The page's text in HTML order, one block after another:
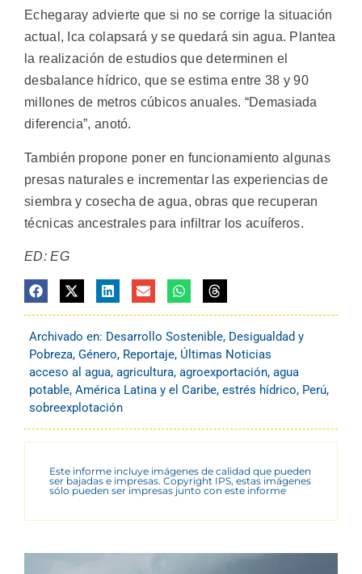
Echegaray advierte que si no se corrige la situación
actual, Ica colapsará y se quedará sin agua. Plantea
la realización de estudios que determinen el
desbalance hídrico, que se estima entre 38 y 90
millones de metros cúbicos anuales. “Demasiada
diferencia”, anotó.
También propone poner en funcionamiento algunas
presas naturales e incrementar las experiencias de
siembra y cosecha de agua, obras que recuperan
técnicas ancestrales para infiltrar los acuíferos.
ED: EG
Archivado en: Desarrollo Sostenible, Desigualdad y
Pobreza, Género, Reportaje, Últimas Noticias
acceso al agua, agricultura, agroexportación, agua
potable, América Latina y el Caribe, estrés hídrico, Perú,
sobreexplotación
Este informe incluye imágenes de calidad que pueden
ser bajadas e impresas. Copyright IPS, estas imágenes
sólo pueden ser impresas junto con este informe